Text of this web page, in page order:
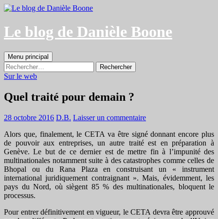
Aller
contenu
Le blog de Danièle Boone
Recherche
Menu principal
Rechercher :
Sur le web
Quel traité pour demain ?
28 octobre 2016 D.B. Laisser un commentaire
Alors que, finalement, le CETA va être signé donnant encore plus
de pouvoir aux entreprises, un autre traité est en préparation à
Genève. Le but de ce dernier est de mettre fin à l’impunité des
multinationales notamment suite à des catastrophes comme celles de
Bhopal ou du Rana Plaza en construisant un « instrument
international juridiquement contraignant ». Mais, évidemment, les
pays du Nord, où siègent 85 % des multinationales, bloquent le
processus.
Pour entrer définitivement en vigueur, le CETA devra être approuvé